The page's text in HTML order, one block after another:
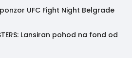
UFC Fight Night Belgrade
Lansiran pohod na fond od